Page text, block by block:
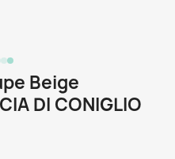
Beige
DI CONIGLIO